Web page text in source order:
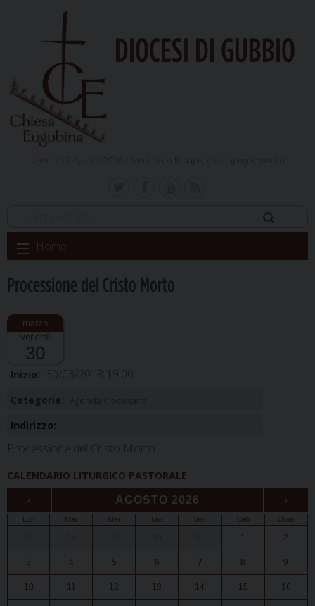
DIOCESI DI GUBBIO
Skip
to
Home
Processione del Cristo Morto
venerdì
30
Inizio: 30/03/2018 19:00
Categorie:
Indirizzo:
Processione del Cristo Morto
CALENDARIO LITURGICO PASTORALE
‹ AGOSTO 2026 ›
Lun Mar Mer Gio Ven Sab Dom
1 2
3 4 5 6 7 8 9
10 11 12 13 14 15 16